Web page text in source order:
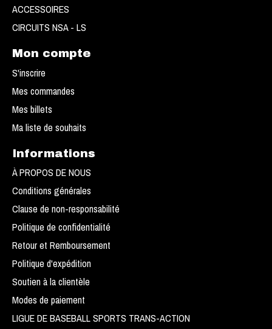
ACCESSOIRES
CIRCUITS NSA - LS
Mon compte
S'inscrire
Mes commandes
Mes billets
Ma liste de souhaits
Informations
À PROPOS DE NOUS
Conditions générales
Clause de non-responsabilité
Politique de confidentialité
Retour et Remboursement
Politique d'expédition
Soutien à la clientèle
Modes de paiement
LIGUE DE BASEBALL SPORTS TRANS-ACTION